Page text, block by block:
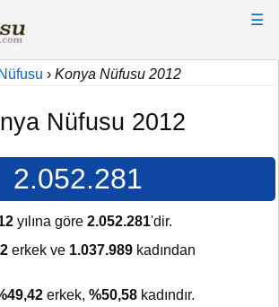
☰
› Konya Nüfusu 2012
Nüfusu 2012
2.052.281
yılına göre 2.052.281'dir.
erkek ve 1.037.989 kadından
erkek, %50,58 kadındır.